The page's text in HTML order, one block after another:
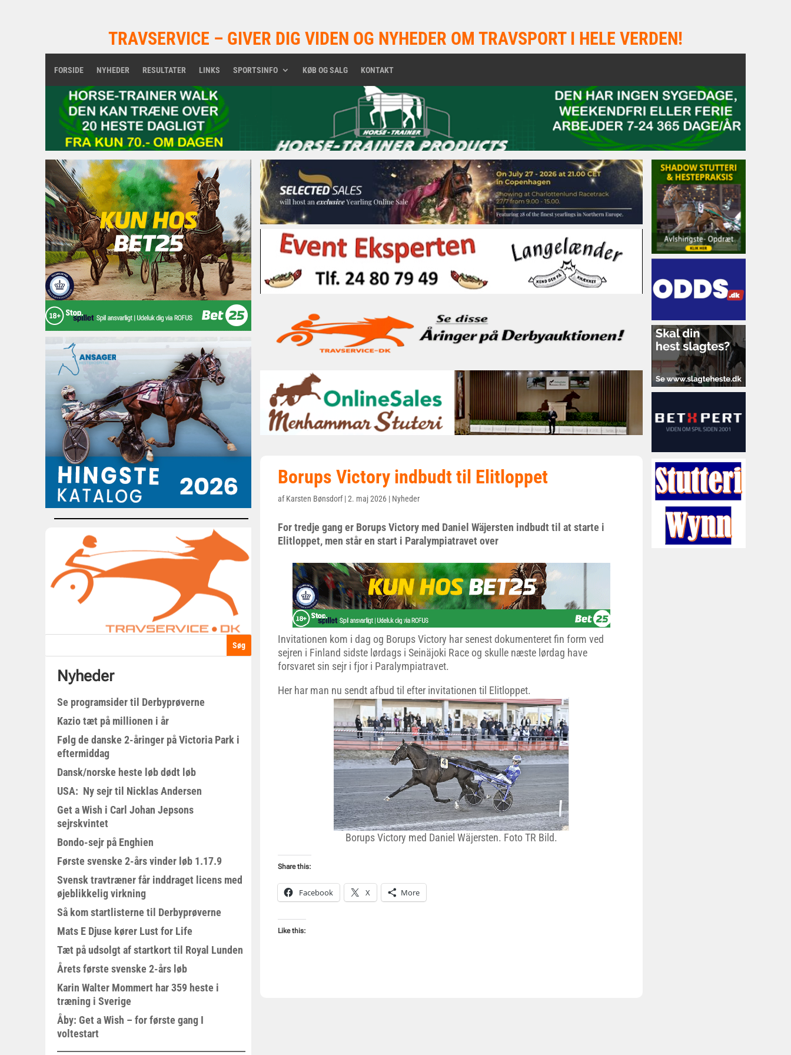
TRAVSERVICE – GIVER DIG VIDEN OG NYHEDER OM TRAVSPORT I HELE VERDEN!
FORSIDE NYHEDER RESULTATER LINKS SPORTSINFO KØB OG SALG KONTAKT
Nyheder
Se programsider til Derbyprøverne
Kazio tæt på millionen i år
Følg de danske 2-åringer på Victoria Park i
eftermiddag
Dansk/norske heste løb dødt løb
USA: Ny sejr til Nicklas Andersen
Get a Wish i Carl Johan Jepsons
sejrskvintet
Bondo-sejr på Enghien
Første svenske 2-års vinder løb 1.17.9
Svensk travtræner får inddraget licens med
øjeblikkelig virkning
Så kom startlisterne til Derbyprøverne
Mats E Djuse kører Lust for Life
Tæt på udsolgt af startkort til Royal Lunden
Årets første svenske 2-års løb
Karin Walter Mommert har 359 heste i
træning i Sverige
Åby: Get a Wish – for første gang I
voltestart
Borups Victory indbudt til Elitloppet
afKarsten Bønsdorf|2. maj 2026 | Nyheder
For tredje gang er Borups Victory med Daniel Wäjersten indbudt til at starte i
Elitloppet, men står en start i Paralympiatravet over
Invitationen kom i dag og Borups Victory har senest dokumenteret fin form ved
sejren i Finland sidste lørdags i Seinäjoki Race og skulle næste lørdag have
forsvaret sin sejr i fjor i Paralympiatravet.
Her har man nu sendt afbud til efter invitationen til Elitloppet.
Borups Victory med Daniel Wäjersten. Foto TR Bild.
Share this:
Facebook X More
Like this: